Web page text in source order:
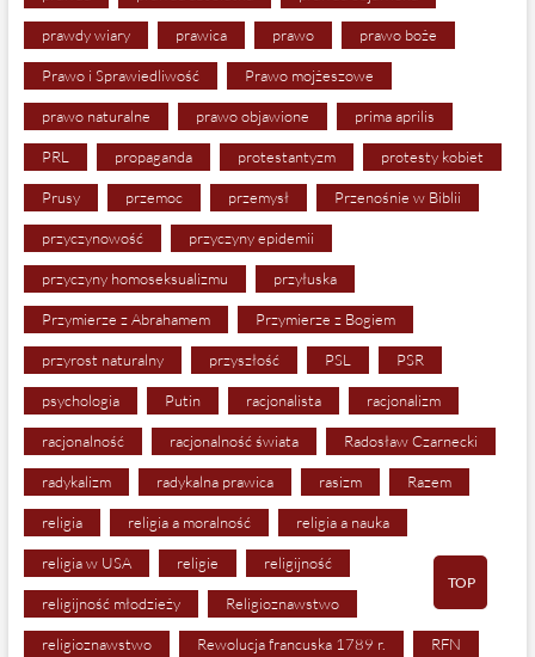
prawdy wiary prawica prawo prawo boże
Prawo i Sprawiedliwość Prawo mojżeszowe
prawo naturalne prawo objawione prima aprilis
PRL propaganda protestantyzm protesty kobiet
Prusy przemoc przemysł Przenośnie w Biblii
przyczynowość przyczyny epidemii
przyczyny homoseksualizmu przyłuska
Przymierze z Abrahamem Przymierze z Bogiem
przyrost naturalny przyszłość PSL PSR
psychologia Putin racjonalista racjonalizm
racjonalność racjonalność świata Radosław Czarnecki
radykalizm radykalna prawica rasizm Razem
religia religia a moralność religia a nauka
religia w USA religie religijność
religijność młodzieży Religioznawstwo
religioznawstwo Rewolucja francuska 1789 r. RFN
TOP